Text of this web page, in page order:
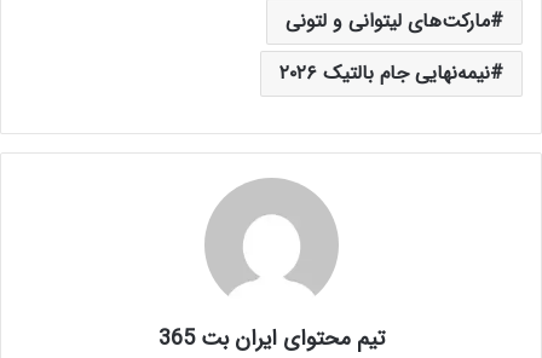
مارکت‌های لیتوانی و لتونی
نیمه‌نهایی جام بالتیک ۲۰۲۶
تیم محتوای ایران بت 365